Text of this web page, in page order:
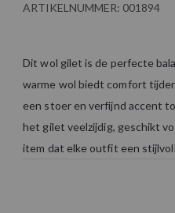
ARTIKELNUMMER: 001894
Dit wol gilet is de perfecte
warme wol biedt comfort
een stoer en verfijnd accent
het gilet veelzijdig, geschikt
item dat elke outfit een